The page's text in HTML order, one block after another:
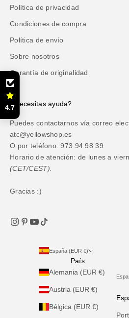
Política de privacidad
Condiciones de compra
Política de envío
Sobre nosotros
Garantía de originalidad
¿Necesitas ayuda?
Puedes contactarnos vía correo
atc@yellowshop.es
O por teléfono: 973 94 98 39
Horario de atención: de lunes a
(CET/CEST).
Gracias :)
España (EUR €)
País
Alemania (EUR €)
Austria (EUR €)
Bélgica (EUR €)
4.7